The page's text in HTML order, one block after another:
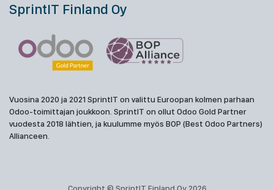
SprintIT Finland Oy
Vuosina 2020 ja 2021 SprintIT on valittu Euroopan kolmen parhaan
Odoo-toimittajan joukkoon. SprintIT on ollut Odoo Gold Partner
vuodesta 2018 lähtien, ja kuulumme myös BOP (Best Odoo Partners)
Allianceen.
Copyright © SprintIT Finland Oy 2026